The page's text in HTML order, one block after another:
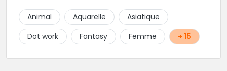
permanents/artistiques ainsi que des prestations de
Piercings.
Animal Aquarelle
Asiatique
Dot work
Fantasy Femme + 15